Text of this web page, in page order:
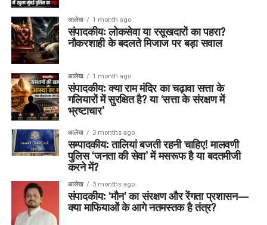
आलेख 1 month ago
संपादकीय: लोकसेवा या रसूखदारों का पहरा?
नौकरशाही के बदलते मिजाज पर बड़ा सवाल
आलेख 1 month ago
संपादकीय: क्या राम मंदिर का चढ़ावा सत्ता के
गलियारों में सुरक्षित है? या ‘सत्ता के संरक्षण में
भ्रष्टाचार’
आलेख 3 months ago
सम्पादकीय: तालियां बजती रहनी चाहिए! मालवणी
पुलिस ‘जनता की सेवा’ में मसरूफ है या बदतमीजी
करने में?
आलेख 3 months ago
संपादकीय: ‘मौन’ का संरक्षण और रेंगता प्रशासन—
क्या माफियाओं के आगे नतमस्तक है तंत्र?